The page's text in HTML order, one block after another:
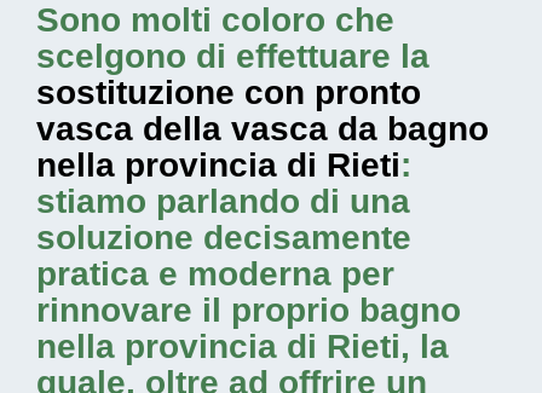
Sono molti coloro che
scelgono di effettuare la
sostituzione con pronto
vasca della vasca da bagno
nella provincia di Rieti:
stiamo parlando di una
soluzione decisamente
pratica e moderna per
rinnovare il proprio bagno
nella provincia di Rieti, la
quale, oltre ad offrire un